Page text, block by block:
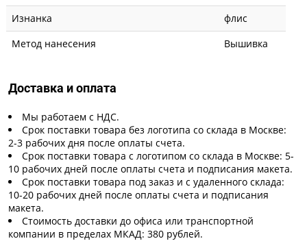
Изнанка
флис
Метод нанесения
Вышивка
Доставка и оплата
Мы работаем с НДС.
Срок поставки товара без логотипа со склада в Москве:
2-3 рабочих дня после оплаты счета.
Срок поставки товара с логотипом со склада в Москве: 5-
10 рабочих дней после оплаты счета и подписания макета.
Срок поставки товара под заказ и с удаленного склада:
10-20 рабочих дней после оплаты счета и подписания
макета.
Стоимость доставки до офиса или транспортной
компании в пределах МКАД: 380 рублей.